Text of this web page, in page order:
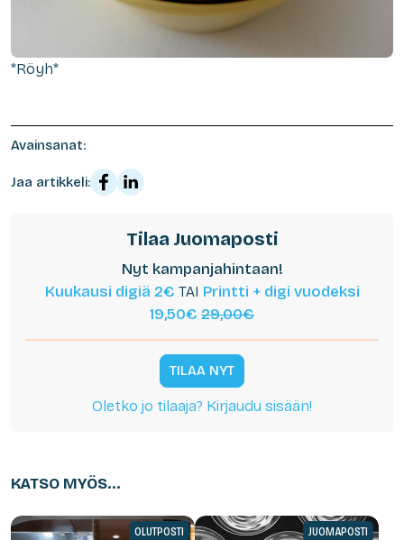
*Röyh*
Avainsanat:
Jaa artikkeli:
Tilaa Juomaposti
Nyt kampanjahintaan!
Kuukausi digiä 2€ TAI Printti + digi vuodeksi
19,50€ 29,00€
TILAA NYT
Oletko jo tilaaja? Kirjaudu sisään!
KATSO MYÖS...
OLUTPOSTI JUOMAPOSTI